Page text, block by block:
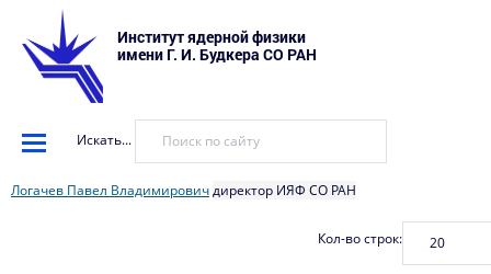
Институт ядерной физики
имени Г. И. Будкера СО РАН
Искать...
Логачев Павел Владимировичдиректор ИЯФ СО РАН
Кол-во строк: